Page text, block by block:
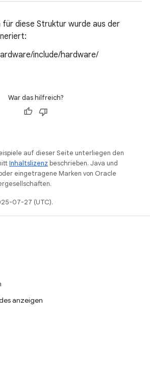
diese Struktur wurde aus der
include/hardware/
War das hilfreich?
auf dieser Seite unterliegen den
Inhaltslizenz beschrieben. Java und
eingetragene Marken von Oracle
07-27 (UTC).
anzeigen